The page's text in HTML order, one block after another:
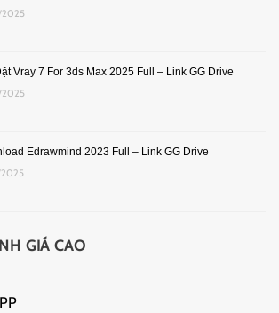
2025
Vray 7 For 3ds Max 2025 Full – Link GG Drive
2025
Edrawmind 2023 Full – Link GG Drive
2025
GIÁ CAO